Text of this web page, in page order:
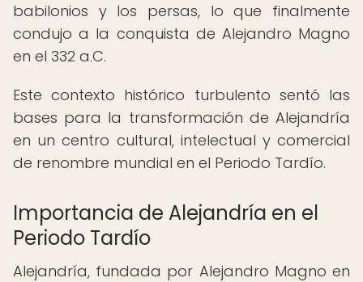
babilonios y los persas, lo que finalmente
condujo a la conquista de Alejandro Magno
en el 332 a.C.
Este contexto histórico turbulento sentó las
bases para la transformación de Alejandría
en un centro cultural, intelectual y comercial
de renombre mundial en el Periodo Tardío.
Importancia de Alejandría en el
Periodo Tardío
Alejandría, fundada por Alejandro Magno en